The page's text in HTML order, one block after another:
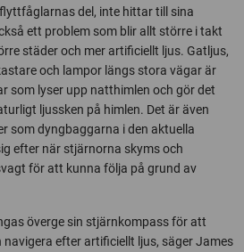
del, inte hittar till sina
ett problem som blir allt större i takt
städer och mer artificiellt ljus. Gatljus,
och lampor längs stora vägar är
som lyser upp natthimlen och gör det
ljussken på himlen. Det är även
som dyngbaggarna i den aktuella
efter när stjärnorna skyms och
för att kunna följa på grund av
överge sin stjärnkompass för att
efter artificiellt ljus, säger James